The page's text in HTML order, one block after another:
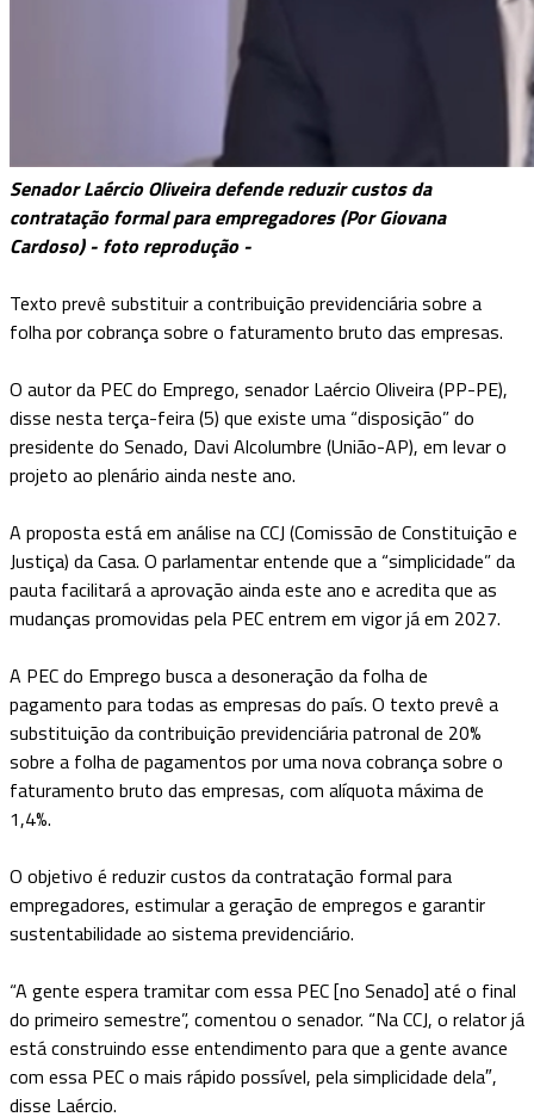
Senador Laércio Oliveira defende reduzir custos da
contratação formal para empregadores(Por Giovana
Cardoso) - foto reprodução -
Texto prevê substituir a contribuição previdenciária sobre a
folha por cobrança sobre o faturamento bruto das empresas.
O autor da PEC do Emprego, senador Laércio Oliveira (PP-PE),
disse nesta terça-feira (5) que existe uma “disposição” do
presidente do Senado, Davi Alcolumbre (União-AP), em levar o
projeto ao plenário ainda neste ano.
A proposta está em análise na CCJ (Comissão de Constituição e
Justiça) da Casa. O parlamentar entende que a “simplicidade” da
pauta facilitará a aprovação ainda este ano e acredita que as
mudanças promovidas pela PEC entrem em vigor já em 2027.
A PEC do Emprego busca a desoneração da folha de
pagamento para todas as empresas do país. O texto prevê a
substituição da contribuição previdenciária patronal de 20%
sobre a folha de pagamentos por uma nova cobrança sobre o
faturamento bruto das empresas, com alíquota máxima de
1,4%.
O objetivo é reduzir custos da contratação formal para
empregadores, estimular a geração de empregos e garantir
sustentabilidade ao sistema previdenciário.
“A gente espera tramitar com essa PEC [no Senado] até o final
do primeiro semestre”, comentou o senador. “Na CCJ, o relator já
está construindo esse entendimento para que a gente avance
com essa PEC o mais rápido possível, pela simplicidade dela″,
disse Laércio.